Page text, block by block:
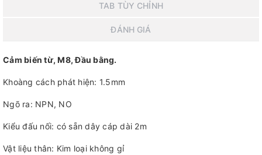
TAB TÙY CHỈNH
ĐÁNH GIÁ
Cảm biến từ, M8, Đầu bằng.
Khoàng cách phát hiện: 1.5mm
Ngõ ra: NPN, NO
Kiểu đấu nối: có sẵn dây cáp dài 2m
Vật liệu thân: Kim loại không gỉ